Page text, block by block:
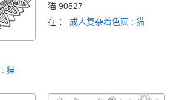
: 猫
猫 90527
在 ： 成人复杂着色页 : 猫